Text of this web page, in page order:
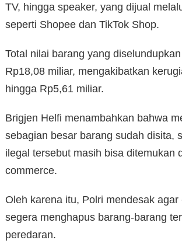
TV, hingga speaker, yang dijual
seperti Shopee dan TikTok Shop.
Total nilai barang yang
Rp18,08 miliar, mengakibatkan
hingga Rp5,61 miliar.
Brigjen Helfi menambahkan bahwa
sebagian besar barang sudah disita,
ilegal tersebut masih bisa ditemukan
commerce.
Oleh karena itu, Polri mendesak agar
segera menghapus barang-barang
peredaran.